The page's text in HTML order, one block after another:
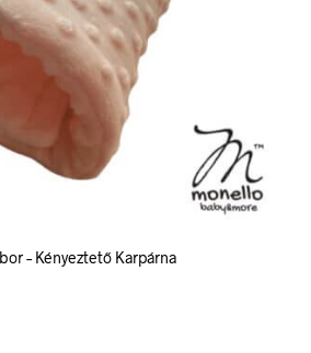
– Kényeztető Karpárna